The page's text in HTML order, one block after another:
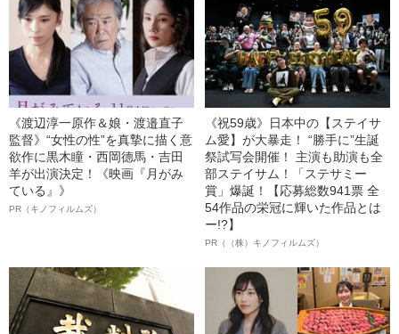
《渡辺淳一原作＆娘・渡邉直子
監督》“女性の性”を真摯に描く意
欲作に黒木瞳・西岡德馬・吉田
羊が出演決定！《映画『月がみ
ている』》
PR（キノフィルムズ）
《祝59歳》日本中の【ステイサ
ム愛】が大暴走！ “勝手に”生誕
祭試写会開催！ 主演も助演も全
部ステイサム！「ステサミー
賞」爆誕！【応募総数941票 全
54作品の栄冠に輝いた作品とは
ー!?】
PR（（株）キノフィルムズ）